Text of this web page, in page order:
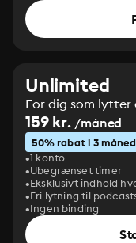
Unlimited
For dig som
159 kr. /måned
50% rabat i 3
1 konto
Ubegrænset timer
Eksklusivt indhold
Fri lytning til
Ingen binding